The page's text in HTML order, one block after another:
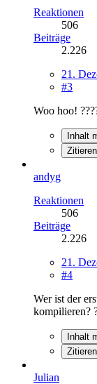
Reaktionen
506
Beiträge
2.226
21.
#3
Woo hoo!
Inhalt
Zitieren
andyg
Reaktionen
506
Beiträge
2.226
21.
#4
Wer ist der
kompilieren?
Inhalt
Zitieren
Julian